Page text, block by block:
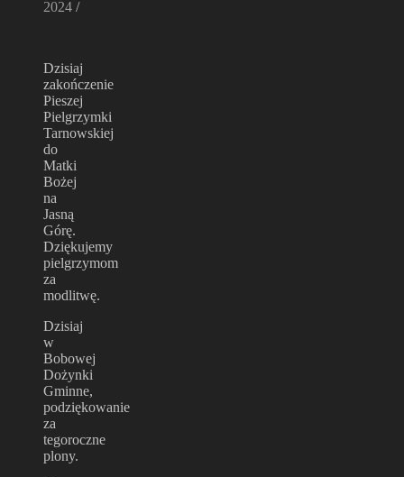
2024 /
Dzisiaj
zakończenie
Pieszej
Pielgrzymki
Tarnowskiej
do
Matki
Bożej
na
Jasną
Górę.
Dziękujemy
pielgrzymom
za
modlitwę.
Dzisiaj
w
Bobowej
Dożynki
Gminne,
podziękowanie
za
tegoroczne
plony.